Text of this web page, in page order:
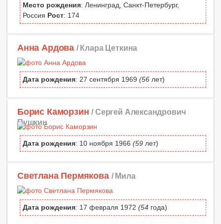
Место рождения: Ленинград, Санкт-Петербург,
Россия Рост: 174
Анна Ардова / Клара Цеткина
Дата рождения: 27 сентября 1969 (56 лет)
Борис Каморзин / Сергей Александрович
Пушкин
Дата рождения: 10 ноября 1966 (59 лет)
Светлана Пермякова / Мила
Дата рождения: 17 февраля 1972 (54 года)